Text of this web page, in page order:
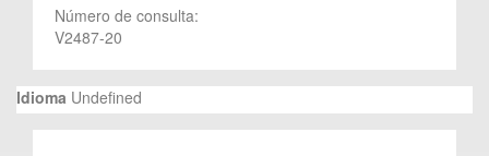
Número de consulta:
V2487-20
Idioma Undefined